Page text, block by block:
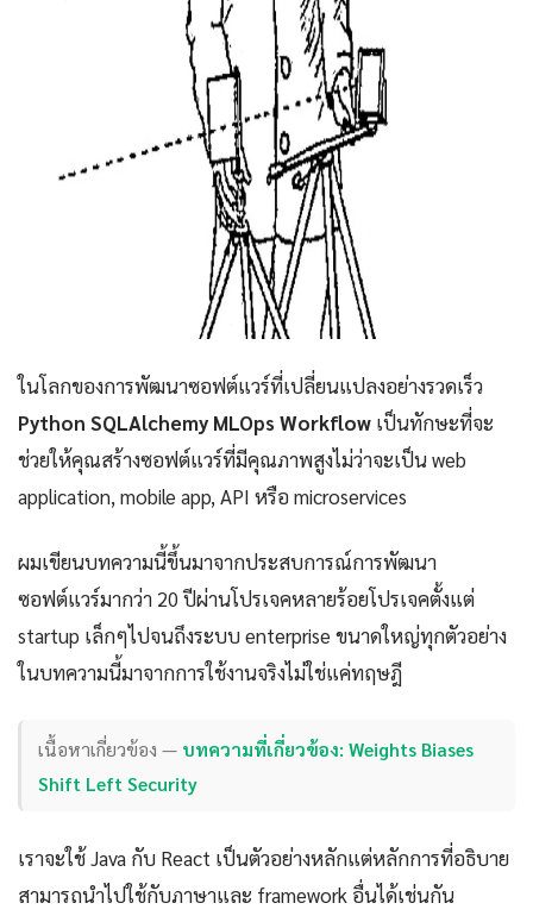
ในโลกของการพัฒนาซอฟต์แวร์ที่เปลี่ยนแปลงอย่างรวดเร็ว
Python SQLAlchemy MLOps Workflow เป็นทักษะที่จะ
ช่วยให้คุณสร้างซอฟต์แวร์ที่มีคุณภาพสูงไม่ว่าจะเป็น web
application, mobile app, API หรือ microservices
ผมเขียนบทความนี้ขึ้นมาจากประสบการณ์การพัฒนา
ซอฟต์แวร์มากว่า 20 ปีผ่านโปรเจคหลายร้อยโปรเจคตั้งแต่
startup เล็กๆไปจนถึงระบบ enterprise ขนาดใหญ่ทุกตัวอย่าง
ในบทความนี้มาจากการใช้งานจริงไม่ใช่แค่ทฤษฎี
เนื้อหาเกี่ยวข้อง — บทความที่เกี่ยวข้อง: Weights Biases
Shift Left Security
เราจะใช้ Java กับ React เป็นตัวอย่างหลักแต่หลักการที่อธิบาย
สามารถนำไปใช้กับภาษาและ framework อื่นได้เช่นกัน